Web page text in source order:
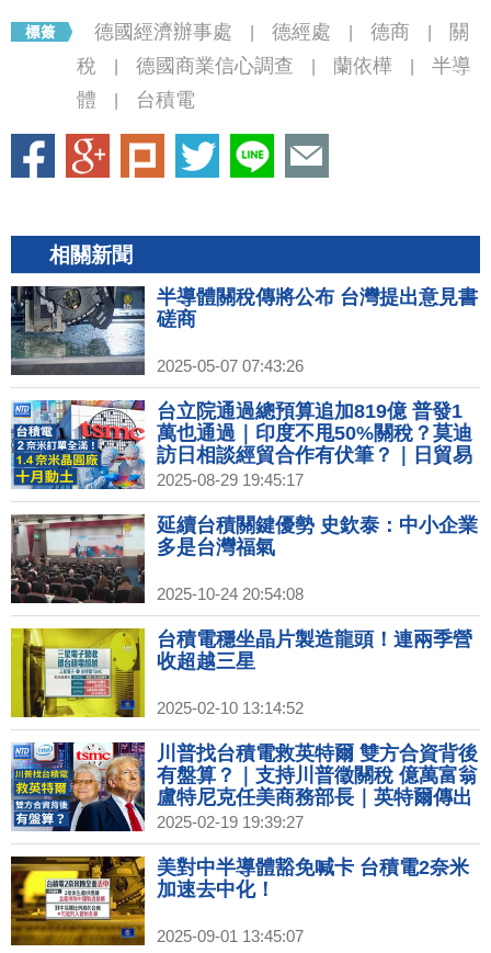
德國經濟辦事處 德經處 德商
關
稅
德國商業信心調查 蘭依樺
半導
體
台積電
相關新聞
半導體關稅傳將公布 台灣提出意見書
磋商
2025-05-07 07:43:26
台立院通過總預算追加819億 普發1
萬也通過｜印度不甩50%關稅？莫迪
訪日相談經貿合作有伏筆？｜日貿易
談判代表：川普關稅發布前 將再赴美
訪問｜泰勒絲經濟學超狂 訂婚照破3
千萬讚.求婚裙售罄
2025-08-29 19:45:17
延續台積關鍵優勢 史欽泰：中小企業
多是台灣福氣
2025-10-24 20:54:08
台積電穩坐晶片製造龍頭！連兩季營
收超越三星
2025-02-10 13:14:52
川普找台積電救英特爾 雙方合資背後
有盤算？｜支持川普徵關稅 億萬富翁
盧特尼克任美商務部長｜英特爾傳出
售Altera給銀湖資本 股價上漲逾16%
｜台南虱目魚進軍澳洲市場
2025-02-19 19:39:27
美對中半導體豁免喊卡 台積電2奈米
加速去中化！
2025-09-01 13:45:07